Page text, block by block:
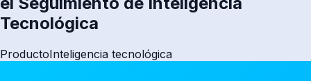
Tecnológica
ProductoInteligencia tecnológica